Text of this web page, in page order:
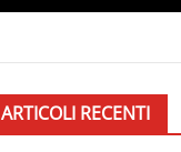
ARTICOLI RECENTI